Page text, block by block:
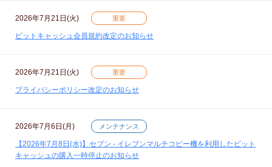
2026年7月21日(火) 重要
ビットキャッシュ会員規約改定のお知らせ
2026年7月21日(火) 重要
プライバシーポリシー改定のお知らせ
2026年7月6日(月) メンテナンス
【2026年7月8日(水)】セブン - イレブンマルチコピー機を利用したビット
キャッシュの購入一時停止のお知らせ